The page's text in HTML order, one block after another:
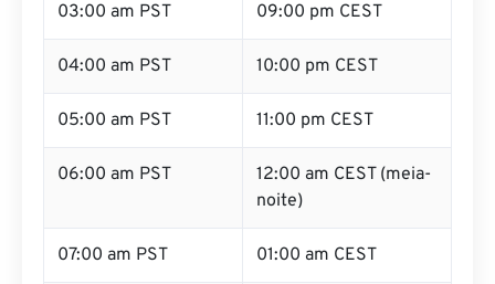
03:00 am PST 09:00 pm CEST
04:00 am PST 10:00 pm CEST
05:00 am PST 11:00 pm CEST
06:00 am PST
12:00 am CEST (meia-
noite)
07:00 am PST 01:00 am CEST